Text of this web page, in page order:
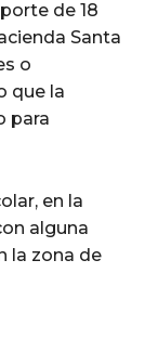
de 18
Santa
o
que la
para
en la
alguna
la zona de